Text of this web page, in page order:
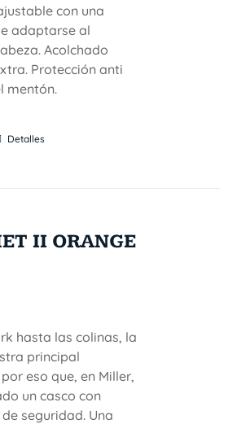
con una
adaptarse al
Acolchado
Protección anti
mentón.
Detalles
II ORANGE
hasta las colinas, la
principal
eso que, en Miller,
un casco con
seguridad. Una